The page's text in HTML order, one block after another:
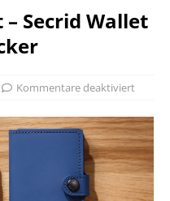
Secrid Wallet
Kommentare deaktiviert